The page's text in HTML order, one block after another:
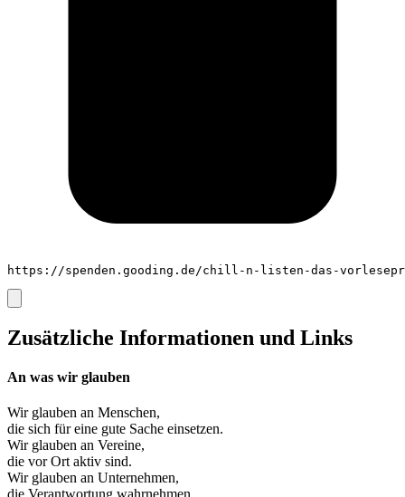
https://spenden.gooding.de/chill-n-listen-das-
Zusätzliche Informationen und Links
An was wir glauben
Wir glauben an Menschen,
die sich für eine gute Sache einsetzen.
Wir glauben an Vereine,
die vor Ort aktiv sind.
Wir glauben an Unternehmen,